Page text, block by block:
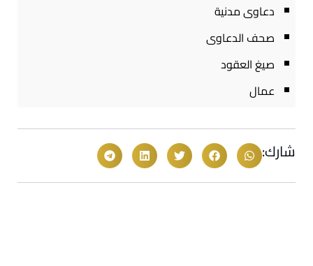
دعاوى مدنية
صحف الدعاوى
صيغ العقود
عمال
شارك: